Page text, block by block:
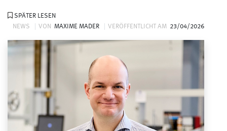
SPÄTER LESEN
NEWS
VON MAXIME MADER VERÖFFENTLICHT AM 23/04/2026